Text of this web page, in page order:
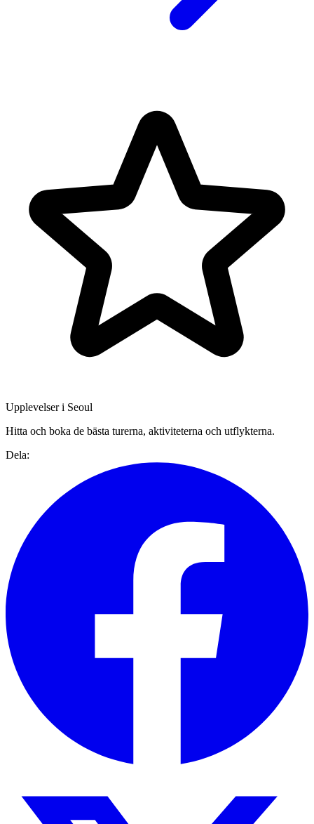
Upplevelser i Seoul
Hitta och boka de bästa turerna, aktiviteterna och utflykterna.
Dela: